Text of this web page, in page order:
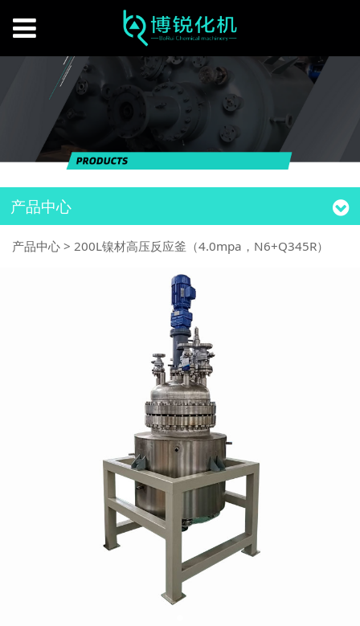
产品中心
产品中心 >200L镍材高压反应釜（4.0mpa，N6+Q345R）